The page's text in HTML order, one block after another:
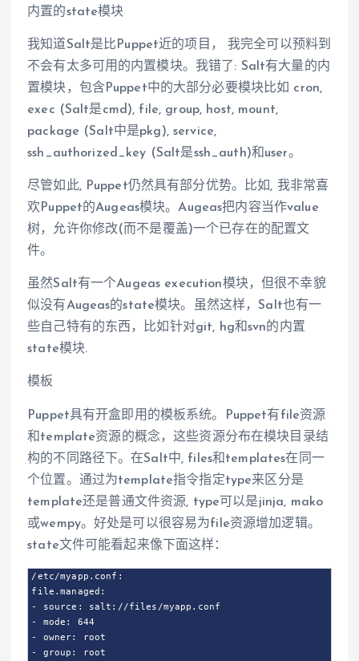
内置的state模块
我知道Salt是比Puppet近的项目， 我完全可以预料到
不会有太多可用的内置模块。我错了: Salt有大量的内
置模块，包含Puppet中的大部分必要模块比如 cron,
exec (Salt是cmd), file, group, host, mount,
package (Salt中是pkg), service,
ssh_authorized_key (Salt是ssh_auth)和user。
尽管如此, Puppet仍然具有部分优势。比如, 我非常喜
欢Puppet的Augeas模块。Augeas把内容当作value
树，允许你修改(而不是覆盖)一个已存在的配置文
件。
虽然Salt有一个Augeas execution模块，但很不幸貌
似没有Augeas的state模块。虽然这样，Salt也有一
些自己特有的东西，比如针对git, hg和svn的内置
state模块.
模板
Puppet具有开盒即用的模板系统。Puppet有file资源
和template资源的概念，这些资源分布在模块目录结
构的不同路径下。在Salt中, files和templates在同一
个位置。通过为template指令指定type来区分是
template还是普通文件资源, type可以是jinja, mako
或wempy。好处是可以很容易为file资源增加逻辑。
state文件可能看起来像下面这样：
/etc/myapp.conf:
file.managed:
- source: salt://files/myapp.conf
- mode: 644
- owner: root
- group: root